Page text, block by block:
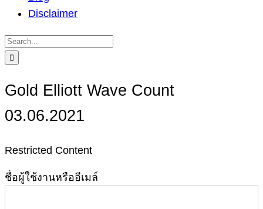
Disclaimer
Search
for:
Gold Elliott Wave Count
03.06.2021
Restricted Content
ชื่อผู้ใช้งานหรืออีเมล์